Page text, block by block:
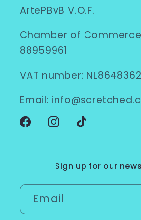
ArtePBvB V.O.F.
Chamber of
88959961
VAT number:
Email:
FacebookInstagram
TikTok
Sign up for our
Email